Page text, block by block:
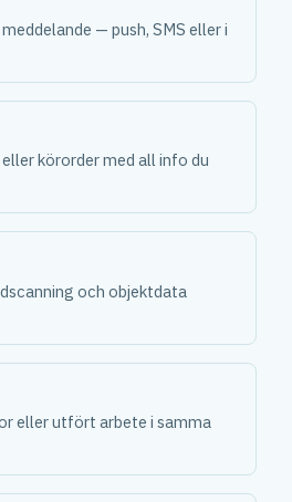
— push, SMS eller i
körorder med all info du
och objektdata
eller utfört arbete i samma